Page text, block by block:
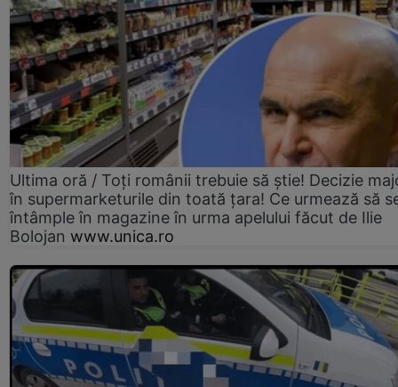
Ultima oră / Toți românii trebuie să știe! Decizie
în supermarketurile din toată țara! Ce urmează să
întâmple în magazine în urma apelului făcut de Ilie
Bolojan www.unica.ro